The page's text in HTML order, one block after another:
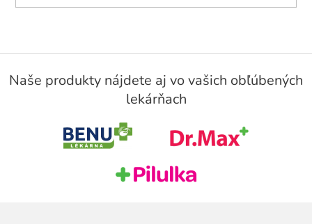
Z
Naše produkty nájdete aj vo vašich obľúbených
lekárňach